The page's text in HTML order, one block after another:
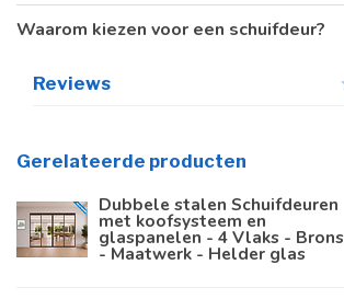
Waarom kiezen voor een schuifdeur?
Reviews
Gerelateerde producten
Dubbele stalen Schuifdeuren
met koofsysteem en
glaspanelen - 4 Vlaks - Brons
- Maatwerk - Helder glas